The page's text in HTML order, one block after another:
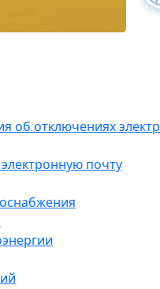
об отключениях
почту